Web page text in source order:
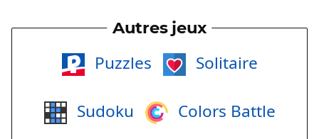
Autres jeux
Puzzles Solitaire
Sudoku Colors Battle